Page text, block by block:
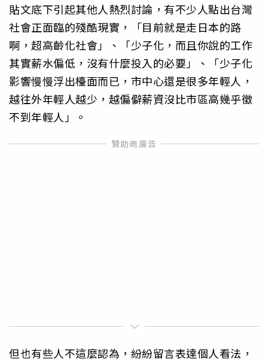
貼文底下引起其他人熱烈討論，有不少人點出台灣
社會正面臨的殘酷現實，「目前就是走日本的路
啊，超高齡化社會」、「少子化，而且你說的工作
其實薪水偏低，沒有什麼投入的必要」、「少子化
影響慢慢浮出檯面而已，市中心還是很多年輕人，
越往外年輕人越少，越偏僻薪資沒比市區高幾乎徵
不到年輕人」。
但也有些人不這麼認為，紛紛留言表達個人看法，